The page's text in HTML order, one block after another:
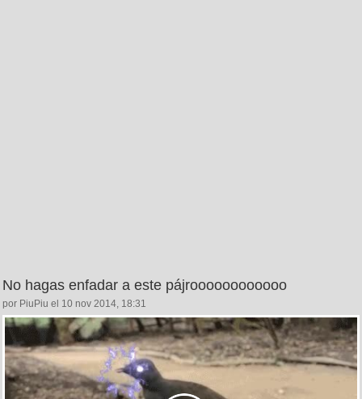
No hagas enfadar a este pájroooooooooooo
por PiuPiu el 10 nov 2014, 18:31